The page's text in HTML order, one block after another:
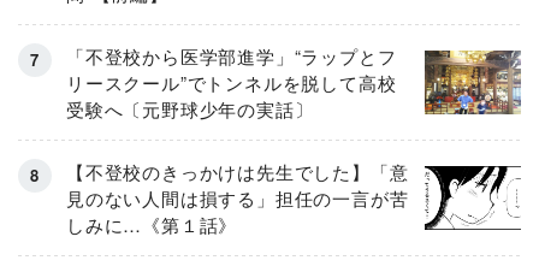
「不登校から医学部進学」“ラップとフ
リースクール”でトンネルを脱して高校
受験へ〔元野球少年の実話〕
【不登校のきっかけは先生でした】「意
見のない人間は損する」担任の一言が苦
しみに…《第１話》